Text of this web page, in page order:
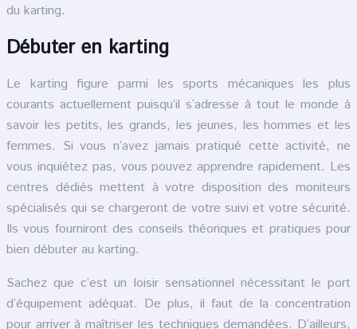
du karting.
Débuter en karting
Le karting figure parmi les sports mécaniques les plus
courants actuellement puisqu’il s’adresse à tout le monde à
savoir les petits, les grands, les jeunes, les hommes et les
femmes. Si vous n’avez jamais pratiqué cette activité, ne
vous inquiétez pas, vous pouvez apprendre rapidement. Les
centres dédiés mettent à votre disposition des moniteurs
spécialisés qui se chargeront de votre suivi et votre sécurité.
Ils vous fourniront des conseils théoriques et pratiques pour
bien débuter au karting.
Sachez que c’est un loisir sensationnel nécessitant le port
d’équipement adéquat. De plus, il faut de la concentration
pour arriver à maîtriser les techniques demandées. D’ailleurs,